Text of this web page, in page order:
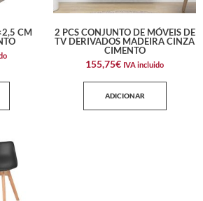
CM
2 PCS CONJUNTO DE MÓVEIS DE
TV DERIVADOS MADEIRA CINZA
CIMENTO
155,75€ IVA incluido
ADICIONAR